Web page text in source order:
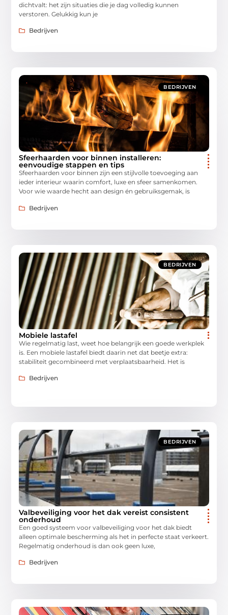
dichtvalt: het zijn situaties die je dag volledig kunnen
verstoren. Gelukkig kun je
Bedrijven
BEDRIJVEN
Sfeerhaarden voor binnen installeren:
eenvoudige stappen en tips
Sfeerhaarden voor binnen zijn een stijlvolle toevoeging aan
ieder interieur waarin comfort, luxe en sfeer samenkomen.
Voor wie waarde hecht aan design én gebruiksgemak, is
Bedrijven
BEDRIJVEN
Mobiele lastafel
Wie regelmatig last, weet hoe belangrijk een goede werkplek
is. Een mobiele lastafel biedt daarin net dat beetje extra:
stabiliteit gecombineerd met verplaatsbaarheid. Het is
Bedrijven
BEDRIJVEN
Valbeveiliging voor het dak vereist consistent
onderhoud
Een goed systeem voor valbeveiliging voor het dak biedt
alleen optimale bescherming als het in perfecte staat verkeert.
Regelmatig onderhoud is dan ook geen luxe,
Bedrijven